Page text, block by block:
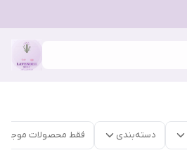
دسته‌بندی فقط محصولات موجود